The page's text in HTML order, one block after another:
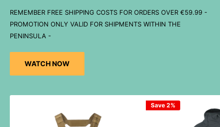
REMEMBER FREE SHIPPING COSTS FOR ORDERS OVER €59.99 -
PROMOTION ONLY VALID FOR SHIPMENTS WITHIN THE
PENINSULA -
WATCH NOW
Save 2%